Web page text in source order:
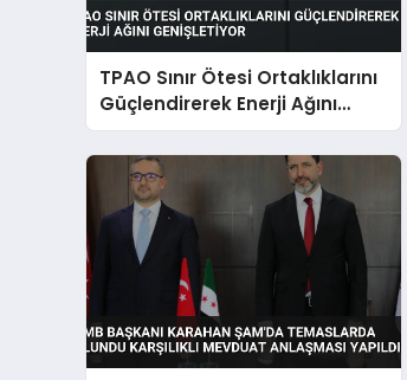
TPAO Sınır Ötesi Ortaklıklarını
Güçlendirerek Enerji Ağını
Genişletiyor